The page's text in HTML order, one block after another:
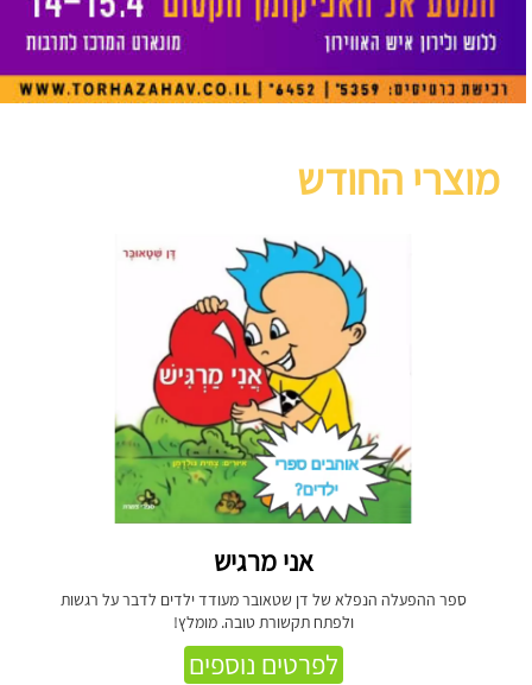
מוצרי החודש
אני מרגיש
ספר ההפעלה הנפלא של דן שטאובר מעודד ילדים לדבר על רגשות
ולפתח תקשורת טובה. מומלץ!
לפרטים נוספים